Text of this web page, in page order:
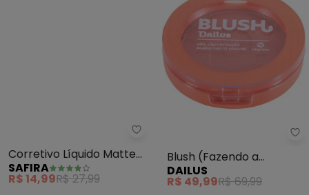
Safira - Corretivo Líquido Matte
Corretivo Líquido Matte
(Cor N° 3) 4 Ml
SAFIRA
R$ 14,99R$ 27,99
Blush (Fazendo a
Pêssega)
DAILUS
R$ 49,99R$ 69,99